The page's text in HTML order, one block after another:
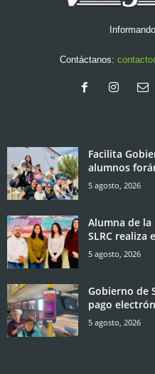
Contáctanos:
Facilita
alumnos
5 agosto, 2026
Alumna de la
SLRC realiza
5 agosto, 2026
Gobierno de
pago
5 agosto, 2026